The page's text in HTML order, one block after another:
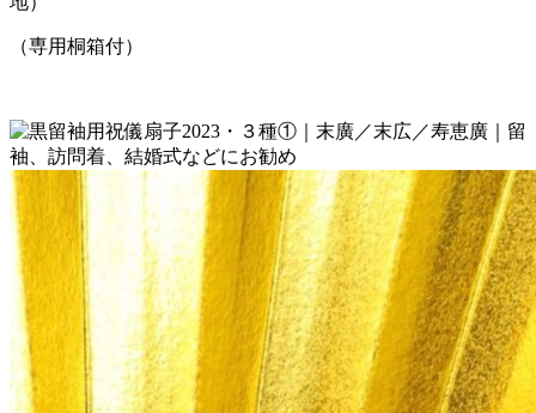
（専用桐箱付）